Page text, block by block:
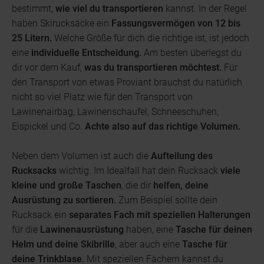
bestimmt, wie viel du transportieren kannst. In der Regel
haben Skirucksäcke ein Fassungsvermögen von 12 bis
25 Litern. Welche Größe für dich die richtige ist, ist jedoch
eine individuelle Entscheidung. Am besten überlegst du
dir vor dem Kauf, was du transportieren möchtest. Für
den Transport von etwas Proviant brauchst du natürlich
nicht so viel Platz wie für den Transport von
Lawinenairbag, Lawinenschaufel, Schneeschuhen,
Eispickel und Co. Achte also auf das richtige Volumen.
Neben dem Volumen ist auch die Aufteilung des
Rucksacks wichtig. Im Idealfall hat dein Rucksack viele
kleine und große Taschen, die dir helfen, deine
Ausrüstung zu sortieren. Zum Beispiel sollte dein
Rucksack ein separates Fach mit speziellen Halterungen
für die Lawinenausrüstung haben, eine Tasche für deinen
Helm und deine Skibrille, aber auch eine Tasche für
deine Trinkblase. Mit speziellen Fächern kannst du